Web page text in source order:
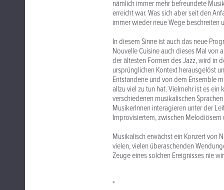
nämlich immer mehr befreundete
erreicht war. Was sich aber seit den
immer wieder neue Wege
In diesem Sinne ist auch das neue
Nouvelle Cuisine auch dieses Mal von
der ältesten Formen des Jazz, wird in
ursprünglichen Kontext herausgelöst
Entstandene und von dem Ensemble
allzu viel zu tun hat. Vielmehr ist es
verschiedenen musikalischen
MusikerInnen interagieren unter der
Improvisiertem, zwischen
Musikalisch erwächst ein Konzert von
vielen, vielen überaschenden
Zeuge eines solchen Ereignisses nie
*